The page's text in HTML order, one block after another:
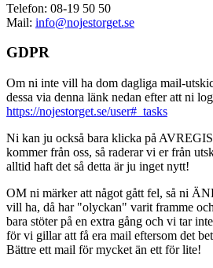
Telefon: 08-19 50 50
Mail: info@nojestorget.se
GDPR
Om ni inte vill ha dom dagliga mail-
dessa via denna länk nedan efter att ni
https://nojestorget.se/user#_tasks
Ni kan ju också bara klicka på
kommer från oss, så raderar vi er från
alltid haft det så detta är ju inget nytt!
OM ni märker att något gått fel, så ni
vill ha, då har "olyckan" varit framme
bara stöter på en extra gång och vi tar
för vi gillar att få era mail eftersom det
Bättre ett mail för mycket än ett för lite!